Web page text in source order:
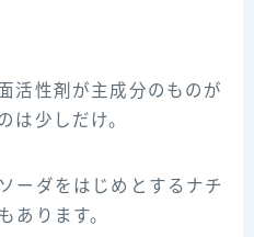
活性剤が主成分のものが
は少しだけ。
ーダをはじめとするナチ
あります。